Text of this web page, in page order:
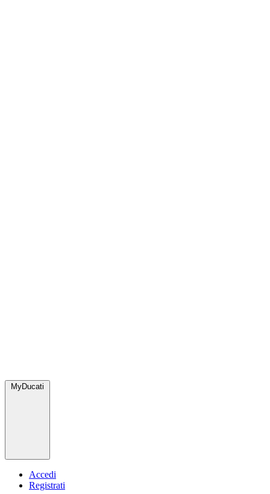
MyDucati
Accedi
Registrati